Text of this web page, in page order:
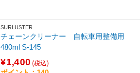
SURLUSTER
チェーンクリーナー 自転車用整備用
480ml S-145
¥1,400 (税込)